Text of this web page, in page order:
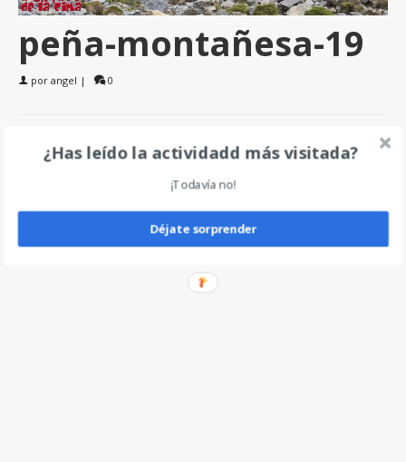
peña-montañesa-19
por angel | 0
Deja un comentario
¿Has leído la actividadd más visitada?
¡Todavía no!
Déjate sorprender